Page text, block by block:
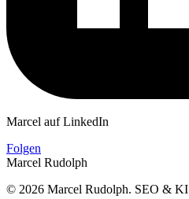
Marcel auf LinkedIn
Folgen
Marcel Rudolph
© 2026 Marcel Rudolph. SEO & KI